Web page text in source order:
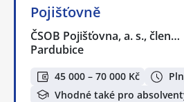
Pojišťovně
ČSOB Pojišťovna, a. s., člen…
Pardubice
45 000 – 70 000 Kč
Vhodné také pro